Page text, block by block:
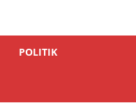
POLITIK